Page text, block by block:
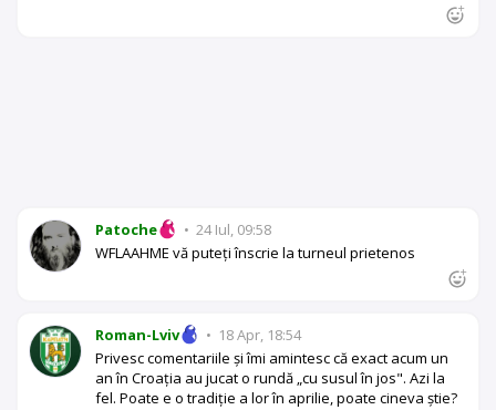
Patoche • 24 Iul, 09:58
WFLAAHME vă puteți înscrie la turneul prietenos
Roman-Lviv • 18 Apr, 18:54
Privesc comentariile și îmi amintesc că exact acum un
an în Croația au jucat o rundă „cu susul în jos". Azi la
fel. Poate e o tradiție a lor în aprilie, poate cineva știe?